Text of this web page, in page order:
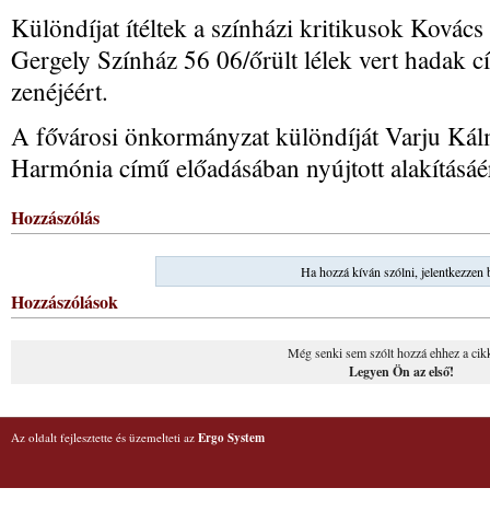
Különdíjat ítéltek a színházi kritikusok
Gergely Színház 56 06/őrült lélek vert hadak
zenéjéért.
A fővárosi önkormányzat különdíját Varju
Harmónia című előadásában nyújtott
Hozzászólás
Ha hozzá kíván szólni, jelentkezzen
Hozzászólások
Még senki sem szólt hozzá ehhez a
Legyen Ön az első!
Az oldalt fejlesztette és üzemelteti az Ergo System